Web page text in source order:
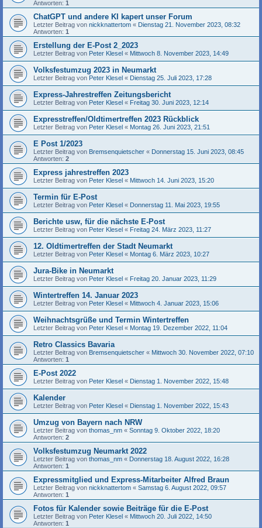
Antworten: 1
ChatGPT und andere KI kapert unser Forum
Letzter Beitrag von nickknattertom « Dienstag 21. November 2023, 08:32
Antworten: 1
Erstellung der E-Post 2_2023
Letzter Beitrag von Peter Klesel « Mittwoch 8. November 2023, 14:49
Volksfestumzug 2023 in Neumarkt
Letzter Beitrag von Peter Klesel « Dienstag 25. Juli 2023, 17:28
Express-Jahrestreffen Zeitungsbericht
Letzter Beitrag von Peter Klesel « Freitag 30. Juni 2023, 12:14
Expresstreffen/Oldtimertreffen 2023 Rückblick
Letzter Beitrag von Peter Klesel « Montag 26. Juni 2023, 21:51
E Post 1/2023
Letzter Beitrag von Bremsenquietscher « Donnerstag 15. Juni 2023, 08:45
Antworten: 2
Express jahrestreffen 2023
Letzter Beitrag von Peter Klesel « Mittwoch 14. Juni 2023, 15:20
Termin für E-Post
Letzter Beitrag von Peter Klesel « Donnerstag 11. Mai 2023, 19:55
Berichte usw, für die nächste E-Post
Letzter Beitrag von Peter Klesel « Freitag 24. März 2023, 11:27
12. Oldtimertreffen der Stadt Neumarkt
Letzter Beitrag von Peter Klesel « Montag 6. März 2023, 10:27
Jura-Bike in Neumarkt
Letzter Beitrag von Peter Klesel « Freitag 20. Januar 2023, 11:29
Wintertreffen 14. Januar 2023
Letzter Beitrag von Peter Klesel « Mittwoch 4. Januar 2023, 15:06
Weihnachtsgrüße und Termin Wintertreffen
Letzter Beitrag von Peter Klesel « Montag 19. Dezember 2022, 11:04
Retro Classics Bavaria
Letzter Beitrag von Bremsenquietscher « Mittwoch 30. November 2022, 07:10
Antworten: 1
E-Post 2022
Letzter Beitrag von Peter Klesel « Dienstag 1. November 2022, 15:48
Kalender
Letzter Beitrag von Peter Klesel « Dienstag 1. November 2022, 15:43
Umzug von Bayern nach NRW
Letzter Beitrag von thomas_nm « Sonntag 9. Oktober 2022, 18:20
Antworten: 2
Volksfestumzug Neumarkt 2022
Letzter Beitrag von thomas_nm « Donnerstag 18. August 2022, 16:28
Antworten: 1
Expressmitglied und Express-Mitarbeiter Alfred Braun
Letzter Beitrag von nickknattertom « Samstag 6. August 2022, 09:57
Antworten: 1
Fotos für Kalender sowie Beiträge für die E-Post
Letzter Beitrag von Peter Klesel « Mittwoch 20. Juli 2022, 14:50
Antworten: 1